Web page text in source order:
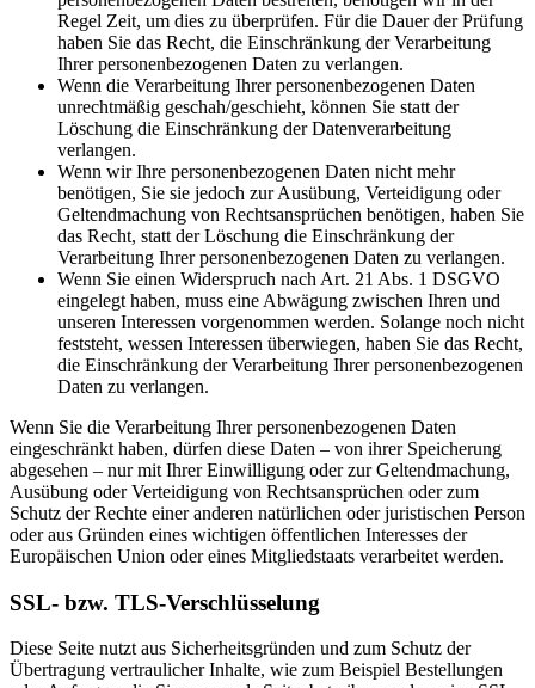
Regel Zeit, um dies zu überprüfen. Für die Dauer der Prüfung
haben Sie das Recht, die Einschränkung der Verarbeitung
Ihrer personenbezogenen Daten zu verlangen.
Wenn die Verarbeitung Ihrer personenbezogenen Daten
unrechtmäßig geschah/geschieht, können Sie statt der
Löschung die Einschränkung der Datenverarbeitung
verlangen.
Wenn wir Ihre personenbezogenen Daten nicht mehr
benötigen, Sie sie jedoch zur Ausübung, Verteidigung oder
Geltendmachung von Rechtsansprüchen benötigen, haben Sie
das Recht, statt der Löschung die Einschränkung der
Verarbeitung Ihrer personenbezogenen Daten zu verlangen.
Wenn Sie einen Widerspruch nach Art. 21 Abs. 1 DSGVO
eingelegt haben, muss eine Abwägung zwischen Ihren und
unseren Interessen vorgenommen werden. Solange noch nicht
feststeht, wessen Interessen überwiegen, haben Sie das Recht,
die Einschränkung der Verarbeitung Ihrer personenbezogenen
Daten zu verlangen.
Wenn Sie die Verarbeitung Ihrer personenbezogenen Daten
eingeschränkt haben, dürfen diese Daten – von ihrer Speicherung
abgesehen – nur mit Ihrer Einwilligung oder zur Geltendmachung,
Ausübung oder Verteidigung von Rechtsansprüchen oder zum
Schutz der Rechte einer anderen natürlichen oder juristischen Person
oder aus Gründen eines wichtigen öffentlichen Interesses der
Europäischen Union oder eines Mitgliedstaats verarbeitet werden.
SSL- bzw. TLS-Verschlüsselung
Diese Seite nutzt aus Sicherheitsgründen und zum Schutz der
Übertragung vertraulicher Inhalte, wie zum Beispiel Bestellungen